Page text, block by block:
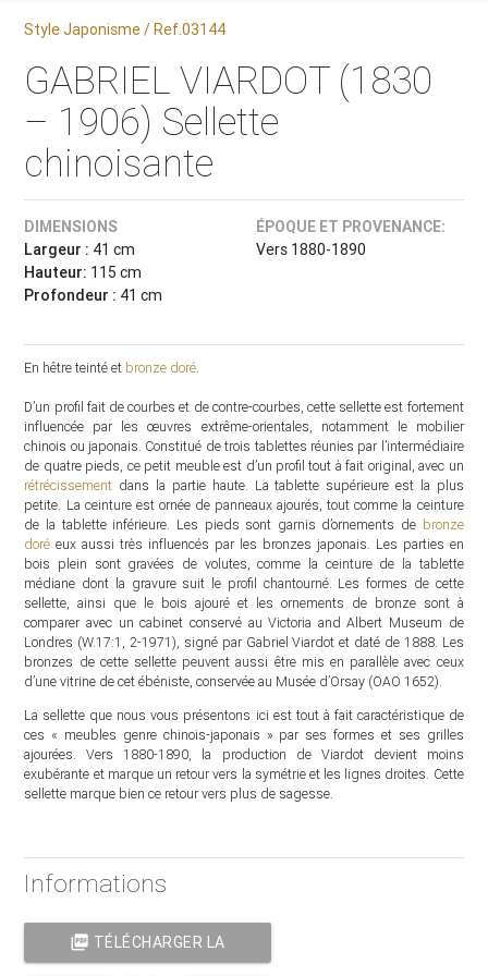
Style Japonisme / Ref.03144
GABRIEL VIARDOT (1830
– 1906) Sellette
chinoisante
DIMENSIONS
Largeur : 41 cm
Hauteur: 115 cm
Profondeur : 41 cm
ÉPOQUE ET PROVENANCE:
Vers 1880-1890
En hêtre teinté et bronze doré.
D’un profil fait de courbes et de contre-courbes, cette sellette est fortement
influencée par les œuvres extrême-orientales, notamment le mobilier
chinois ou japonais. Constitué de trois tablettes réunies par l’intermédiaire
de quatre pieds, ce petit meuble est d’un profil tout à fait original, avec un
rétrécissement dans la partie haute. La tablette supérieure est la plus
petite. La ceinture est ornée de panneaux ajourés, tout comme la ceinture
de la tablette inférieure. Les pieds sont garnis d’ornements de bronze
doré eux aussi très influencés par les bronzes japonais. Les parties en
bois plein sont gravées de volutes, comme la ceinture de la tablette
médiane dont la gravure suit le profil chantourné. Les formes de cette
sellette, ainsi que le bois ajouré et les ornements de bronze sont à
comparer avec un cabinet conservé au Victoria and Albert Museum de
Londres (W.17:1, 2-1971), signé par Gabriel Viardot et daté de 1888. Les
bronzes de cette sellette peuvent aussi être mis en parallèle avec ceux
d’une vitrine de cet ébéniste, conservée au Musée d’Orsay (OAO 1652).
La sellette que nous vous présentons ici est tout à fait caractéristique de
ces « meubles genre chinois-japonais » par ses formes et ses grilles
ajourées. Vers 1880-1890, la production de Viardot devient moins
exubérante et marque un retour vers la symétrie et les lignes droites. Cette
sellette marque bien ce retour vers plus de sagesse.
Informations
picture_as_pdf TÉLÉCHARGER LA